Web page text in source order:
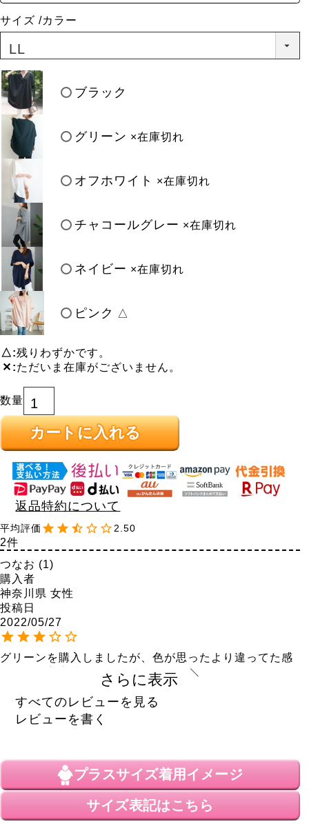
サイズ カラー
ブラック
グリーン ×在庫切れ
オフホワイト ×在庫切れ
チャコールグレー ×在庫切れ
ネイビー ×在庫切れ
ピンク △
△ 残りわずかです。
✕ ただいま在庫がございません。
カートに入れる
返品特約について
2.50
2
つなお
1
購入者
神奈川県 女性
投稿日
2022/05/27
グリーンを購入しましたが、色が思ったより違ってた感
じですが着心地はいいです。
ゆゆ
購入者
非公開
生地が厚め固めな感じです。しっかりはしているので、
それがいい人には合うと思います。
私には柔らかさを感じませんでした。
さらに表示
すべてのレビューを見る
レビューを書く
プラスサイズ着用イメージ
サイズ表記はこちら